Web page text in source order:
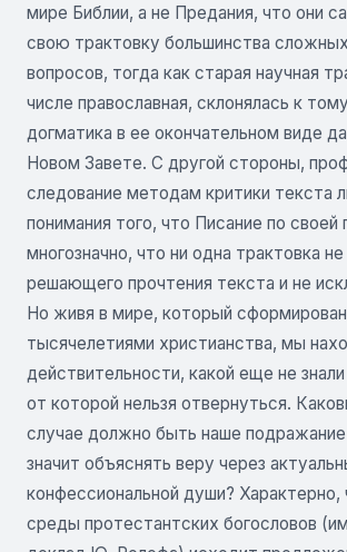
мире Библии, а не Предания, что они
свою трактовку большинства
вопросов, тогда как старая научная
числе православная, склонялась к
догматика в ее окончательном виде
Новом Завете. С другой стороны,
следование методам критики текста
понимания того, что Писание по своей
многозначно, что ни одна трактовка
решающего прочтения текста и не
Но живя в мире, который
тысячелетиями христианства, мы
действительности, какой еще не
от которой нельзя отвернуться.
случае должно быть наше
значит объяснять веру через
конфессиональной души? Характерно,
среды протестантских богословов